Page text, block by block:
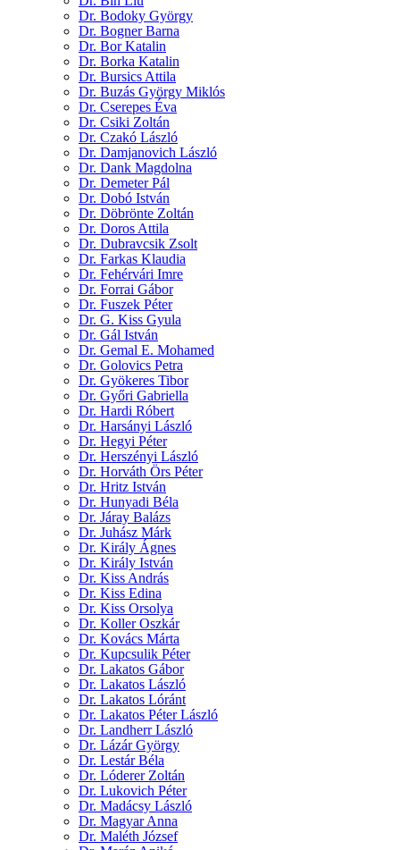
Dr. Bodoky György
Dr. Bogner Barna
Dr. Bor Katalin
Dr. Borka Katalin
Dr. Bursics Attila
Dr. Buzás György Miklós
Dr. Cserepes Éva
Dr. Csiki Zoltán
Dr. Czakó László
Dr. Damjanovich László
Dr. Dank Magdolna
Dr. Demeter Pál
Dr. Dobó István
Dr. Döbrönte Zoltán
Dr. Doros Attila
Dr. Dubravcsik Zsolt
Dr. Farkas Klaudia
Dr. Fehérvári Imre
Dr. Forrai Gábor
Dr. Fuszek Péter
Dr. G. Kiss Gyula
Dr. Gál István
Dr. Gemal E. Mohamed
Dr. Golovics Petra
Dr. Gyökeres Tibor
Dr. Győri Gabriella
Dr. Hardi Róbert
Dr. Harsányi László
Dr. Hegyi Péter
Dr. Herszényi László
Dr. Horváth Örs Péter
Dr. Hritz István
Dr. Hunyadi Béla
Dr. Járay Balázs
Dr. Juhász Márk
Dr. Király Ágnes
Dr. Király István
Dr. Kiss András
Dr. Kiss Edina
Dr. Kiss Orsolya
Dr. Koller Oszkár
Dr. Kovács Márta
Dr. Kupcsulik Péter
Dr. Lakatos Gábor
Dr. Lakatos László
Dr. Lakatos Lóránt
Dr. Lakatos Péter László
Dr. Landherr László
Dr. Lázár György
Dr. Lestár Béla
Dr. Lóderer Zoltán
Dr. Lukovich Péter
Dr. Madácsy László
Dr. Magyar Anna
Dr. Maléth József